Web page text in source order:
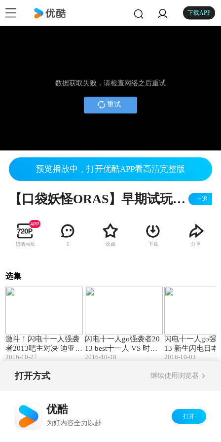
下载APP
数据获取失败，请检查网络之后重试
重试
预览播放中，打开优酷APP看高清完整版
【口袋妖怪ORAS】早期试玩十一周目-十五周目速攻 +追
超清画质 6 收藏 下载 分享
选集
激斗！闪电十一人强袭
者2013吧主对决 迪亚 V
S 玩猪
2016-10-27
闪电十一人go强袭者20
13 best十一人 VS 时空
十一人
2016-10-18
闪电十一人go强
13 新生闪电日本
失落之花
2016-10-03
打开方式 继续使用浏览器
优酷
为好内容全力以赴
打开